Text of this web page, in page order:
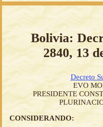
Bolivia:
2840, 13
Decreto
EVO
PRESIDENTE
CONSIDERANDO: